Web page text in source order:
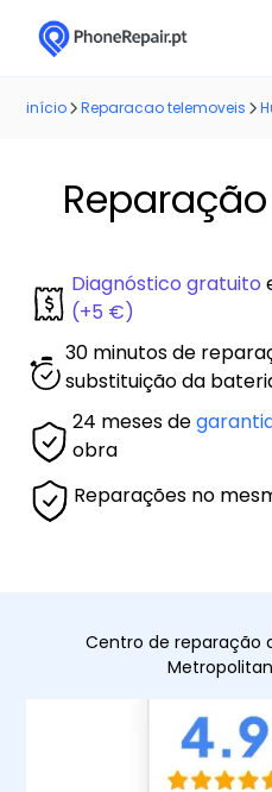
início Reparacao telemoveis
Diagnóstico gratuito
(+5 €)
30 minutos de
substituição da
24 meses de
obra
Reparações no
Centro de reparação